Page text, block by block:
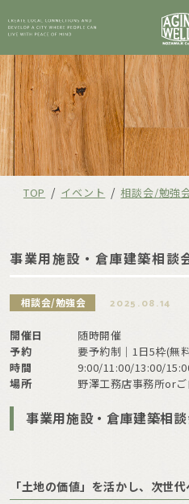
TOP / イベント /相談会/勉強
事業用施設・倉庫建築相談
相談会/勉強会 2025.08.14
開催日
随時開催
予約
要予約制｜1日5枠(無
時間
9:00/11:00/13:00/
場所
野澤工務店事務所or
事業用施設・倉庫建築相
「土地の価値」を活かし、次世代